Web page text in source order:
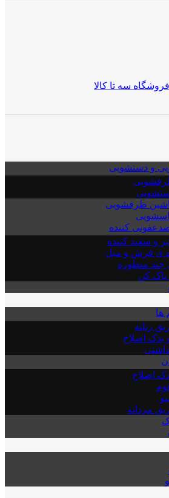
و دستشویی
ظرفشویی
کننده
و سفید کننده
ی فرش و مبل
چند منظوره
کن
ها
زنانه
یدک اصلاح
اصلاح
مردانه